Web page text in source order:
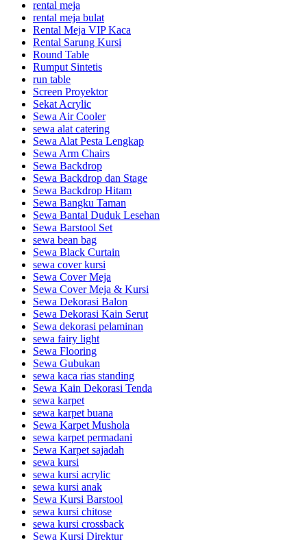
rental meja
rental meja bulat
Rental Meja VIP Kaca
Rental Sarung Kursi
Round Table
Rumput Sintetis
run table
Screen Proyektor
Sekat Acrylic
Sewa Air Cooler
sewa alat catering
Sewa Alat Pesta Lengkap
Sewa Arm Chairs
Sewa Backdrop
Sewa Backdrop dan Stage
Sewa Backdrop Hitam
Sewa Bangku Taman
Sewa Bantal Duduk Lesehan
Sewa Barstool Set
sewa bean bag
Sewa Black Curtain
sewa cover kursi
Sewa Cover Meja
Sewa Cover Meja & Kursi
Sewa Dekorasi Balon
Sewa Dekorasi Kain Serut
Sewa dekorasi pelaminan
sewa fairy light
Sewa Flooring
Sewa Gubukan
sewa kaca rias standing
Sewa Kain Dekorasi Tenda
sewa karpet
sewa karpet buana
Sewa Karpet Mushola
sewa karpet permadani
Sewa Karpet sajadah
sewa kursi
sewa kursi acrylic
sewa kursi anak
Sewa Kursi Barstool
sewa kursi chitose
sewa kursi crossback
Sewa Kursi Direktur